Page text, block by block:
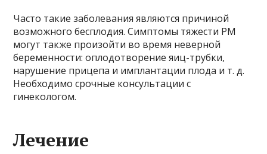
Часто такие заболевания являются причиной
возможного бесплодия. Симптомы тяжести PM
могут также произойти во время неверной
беременности: оплодотворение яиц-трубки,
нарушение прицепа и имплантации плода и т. д.
Необходимо срочные консультации с
гинекологом.
Лечение